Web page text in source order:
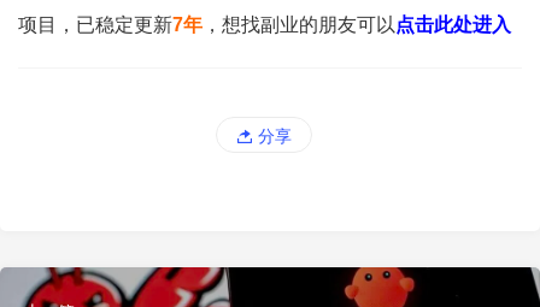
项目，已稳定更新7年 ，想找副业的朋友可以 点击此处进入
分享